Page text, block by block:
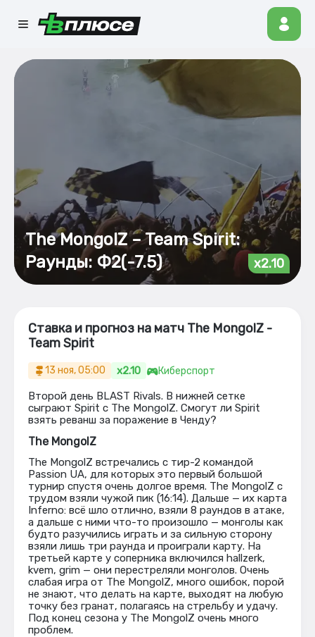
The MongolZ – Team Spirit:
Раунды: Ф2(-7.5)
x2.10
Ставка и прогноз на матч The MongolZ -
Team Spirit
13 ноя, 05:00 x2.10 Киберспорт
Второй день BLAST Rivals. В нижней сетке
сыграют Spirit с The MongolZ. Смогут ли Spirit
взять реванш за поражение в Ченду?
The MongolZ
The MongolZ встречались с тир-2 командой
Passion UA, для которых это первый большой
турнир спустя очень долгое время. The MongolZ с
трудом взяли чужой пик (16:14). Дальше — их карта
Inferno: всё шло отлично, взяли 8 раундов в атаке,
а дальше с ними что-то произошло — монголы как
будто разучились играть и за сильную сторону
взяли лишь три раунда и проиграли карту. На
третьей карте у соперника включился hallzerk,
kvem, grim — они перестреляли монголов. Очень
слабая игра от The MongolZ, много ошибок, порой
не знают, что делать на карте, выходят на любую
точку без гранат, полагаясь на стрельбу и удачу.
Под конец сезона у The MongolZ очень много
проблем.